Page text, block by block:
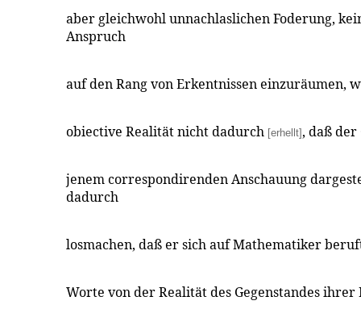
aber gleichwohl unnachlaslichen Foderung,
Anspruch
auf den Rang von Erkentnissen einzuräumen,
obiective Realität nicht dadurch [erhellt] , daß
jenem correspondirenden Anschauung
dadurch
losmachen, daß er sich auf Mathematiker
Worte von der Realität des Gegenstandes